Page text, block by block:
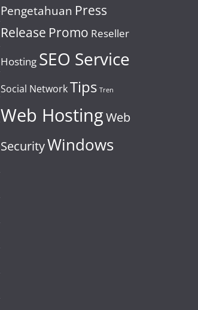
Pengetahuan Press
Release Promo Reseller
Hosting SEO Service
Social NetworkTips Tren
Web HostingWeb
SecurityWindows